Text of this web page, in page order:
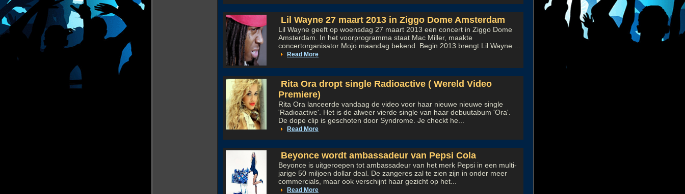
Lil Wayne 27 maart 2013 in Ziggo Dome Amsterdam
Lil Wayne geeft op woensdag 27 maart 2013 een concert in Ziggo Dome
Amsterdam. In het voorprogramma staat Mac Miller, maakte
concertorganisator Mojo maandag bekend. Begin 2013 brengt Lil Wayne ...
Read More
Rita Ora dropt single Radioactive ( Wereld Video
Premiere)
Rita Ora lanceerde vandaag de video voor haar nieuwe nieuwe single
'Radioactive'. Het is de alweer vierde single van haar debuutabum 'Ora'.
De dope clip is geschoten door Syndrome. Je checkt he...
Read More
Beyonce wordt ambassadeur van Pepsi Cola
Beyonce is uitgeroepen tot ambassadeur van het merk Pepsi in een multi-
jarige 50 miljoen dollar deal. De zangeres zal te zien zijn in onder meer
commercials, maar ook verschijnt haar gezicht op het...
Read More